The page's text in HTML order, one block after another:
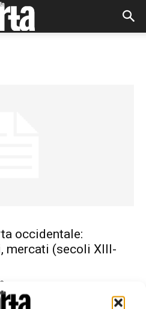
occidentale:
mercati (secoli XIII-